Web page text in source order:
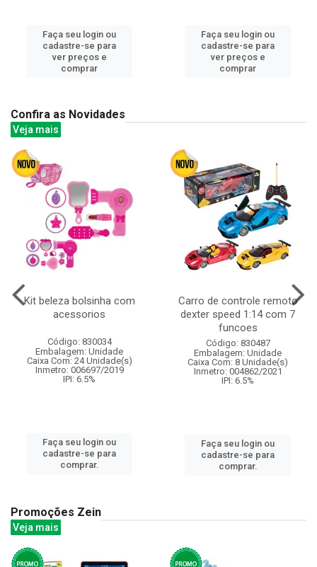
Faça seu login ou
cadastre-se para
ver preços e
comprar
Faça seu login ou
cadastre-se para
ver preços e
comprar
Confira as Novidades
Veja mais
Kit beleza bolsinha com
acessorios
Código: 830034
Embalagem: Unidade
Caixa Com: 24 Unidade(s)
Inmetro: 006697/2019
IPI: 6.5%
Faça seu login ou
cadastre-se para
comprar.
Carro de controle remoto
dexter speed 1:14 com 7
funcoes
Código: 830487
Embalagem: Unidade
Caixa Com: 8 Unidade(s)
Inmetro: 004862/2021
IPI: 6.5%
Faça seu login ou
cadastre-se para
comprar.
Promoções Zein
Veja mais